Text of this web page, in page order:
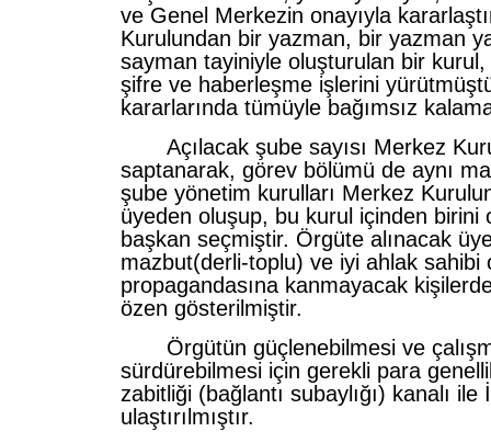
ve Genel Merkezin onayıyla
Kurulundan bir yazman, bir yazman
sayman tayiniyle oluşturulan bir kurul,
şifre ve haberleşme işlerini
kararlarında tümüyle bağımsız
Açılacak şube sayısı Merkez
saptanarak, görev bölümü de aynı
şube yönetim kurulları Merkez
üyeden oluşup, bu kurul içinden birini
başkan seçmiştir. Örgüte alınacak
mazbut(derli-toplu) ve iyi ahlak sahibi
propagandasına kanmayacak
özen gösterilmiştir.
Örgütün güçlenebilmesi ve
sürdürebilmesi için gerekli para
zabitliği (bağlantı subaylığı) kanalı ile
ulaştırılmıştır.